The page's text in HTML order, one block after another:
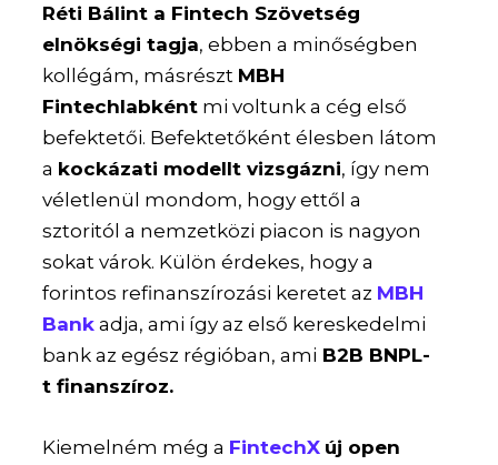
Réti Bálint a Fintech Szövetség
elnökségi tagja, ebben a minőségben
kollégám, másrészt MBH
Fintechlabként mi voltunk a cég első
befektetői. Befektetőként élesben látom
a kockázati modellt vizsgázni, így nem
véletlenül mondom, hogy ettől a
sztoritól a nemzetközi piacon is nagyon
sokat várok. Külön érdekes, hogy a
forintos refinanszírozási keretet az MBH
Bank adja, ami így az első kereskedelmi
bank az egész régióban, ami B2B BNPL-
t finanszíroz.
Kiemelném még a FintechX új open